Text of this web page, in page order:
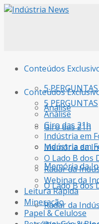
Conteúdos
5 PERGUNTAS
Análise
Giro das 21h
Indústria em
Memória da
O Lado B dos
Radar da
Conteúdos
5 PERGUNTAS
Análise
Giro das 21h
Indústria em
Memória da
O Lado B dos
Radar da
Webinar da
Leitura Rápida
Mineração
Papel & Celulose